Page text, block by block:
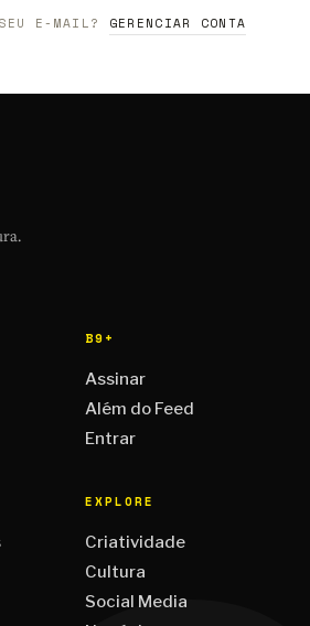
E-MAIL? GERENCIAR CONTA
B9+
Assinar
Além do Feed
Entrar
EXPLORE
Criatividade
Cultura
Social Media